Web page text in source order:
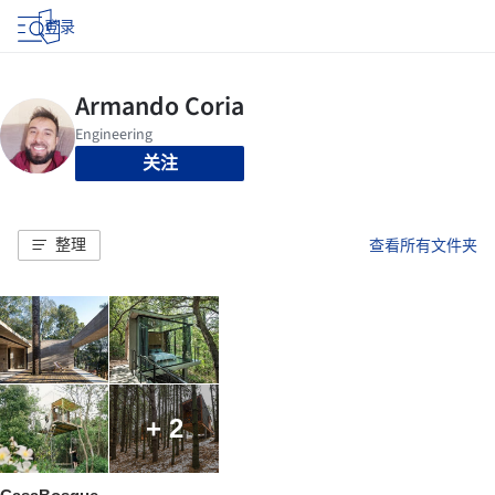
登录
关注
整理 查看所有文件夹
+ 2